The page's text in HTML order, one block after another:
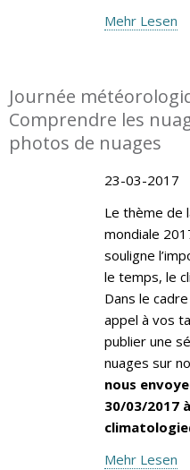
Mehr Lesen
Journée
Comprendre les
photos de nuages
23-03-2017
Le thème de
mondiale
souligne
le temps, le
Dans le
appel à vos
publier une
nuages sur
nous
30/03/2017
Mehr Lesen